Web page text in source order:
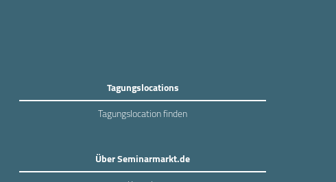
Tagungslocations
Tagungslocation finden
Über Seminarmarkt.de